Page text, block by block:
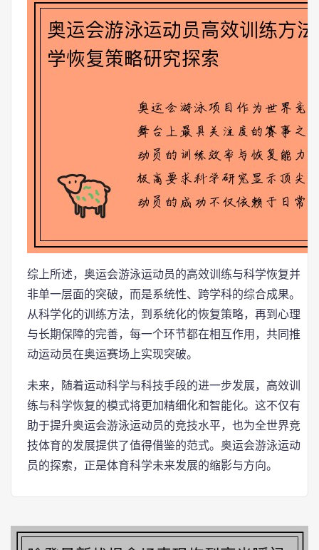
综上所述，奥运会游泳运动员的高效训练与科学恢复并
非单一层面的突破，而是系统性、跨学科的综合成果。
从科学化的训练方法，到系统化的恢复策略，再到心理
与长期保障的完善，每一个环节都在相互作用，共同推
动运动员在奥运赛场上实现突破。
未来，随着运动科学与科技手段的进一步发展，高效训
练与科学恢复的模式将更加精细化和智能化。这不仅有
助于提升奥运会游泳运动员的竞技水平，也为全世界竞
技体育的发展提供了值得借鉴的范式。奥运会游泳运动
员的探索，正是体育科学未来发展的缩影与方向。